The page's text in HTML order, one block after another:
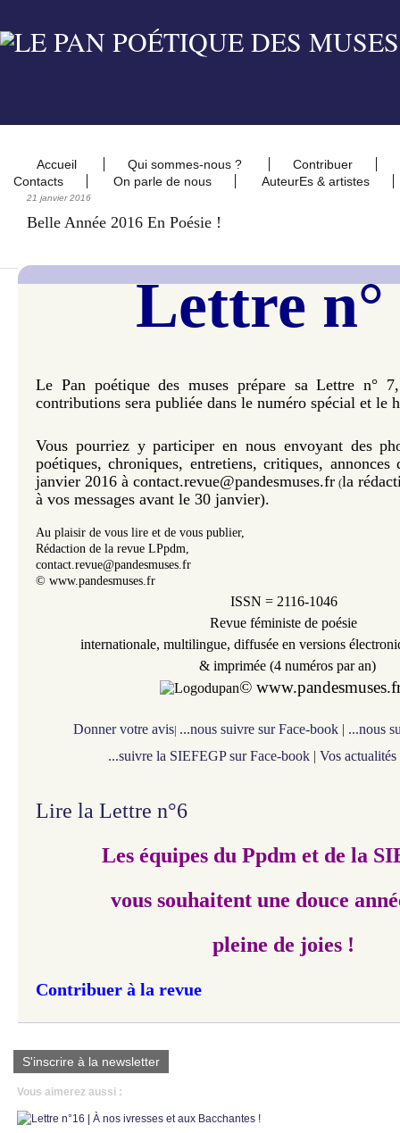
Accueil Qui sommes-nous ?
Contribuer
Contacts
On parle de nous AuteurEs & artistes
21 janvier 2016
Belle Année 2016 En Poésie !
Lettre n°
Le Pan poétique des muses prépare sa Lettre n°
contributions sera publiée dans le numéro spécial et le
Vous pourriez y participer en nous envoyant des
poétiques, chroniques, entretiens, critiques, annonces
janvier 2016 à contact.revue@pandesmuses.fr (la
à vos messages avant le 30 janvier).
Au plaisir de vous lire et de vous publier,
Rédaction de la revue LPpdm,
contact.revue@pandesmuses.fr
© www.pandesmuses.fr
ISSN = 2116-1046
Revue féministe de poésie
internationale, multilingue, diffusée en versions
& imprimée (4 numéros par an)
©
Donner votre avis| ...nous suivre sur Face-book | ...nous
...suivre la SIEFEGP sur Face-book| Vos actualités
Lire la Lettre n°6
Les équipes du Ppdm et de la
vous souhaitent une douce
pleine de joies !
Contribuer à la revue
S'inscrire à la newsletter
Vous aimerez aussi :